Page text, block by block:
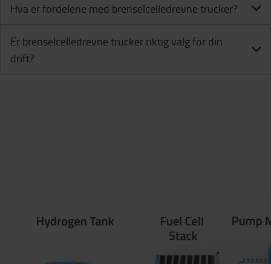
Hva er fordelene med brenselcelledrevne trucker?
Er brenselcelledrevne trucker riktig valg for din
drift?